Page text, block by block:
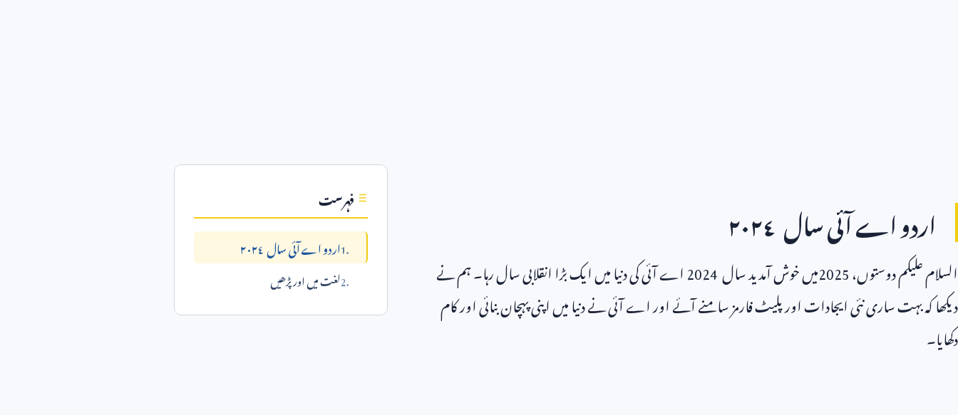
اردو اے آئی سال ٢٠٢٤
السلام علیکم دوستوں،2025میں خوش آمدید سال2024اے آئی کی دنیا میں ایک بڑا انقلابی سال رہا۔ ہم نے
دیکھا کہ بہت ساری نئی ایجادات اور پلیٹ فارمز سامنے آئے اور اے آئی نے دنیا میں اپنی پہچان بنائی اور کام
دکھایا۔
فہرست
اردو اے آئی سال ٢٠٢٤
لغت میں اور پڑھیں